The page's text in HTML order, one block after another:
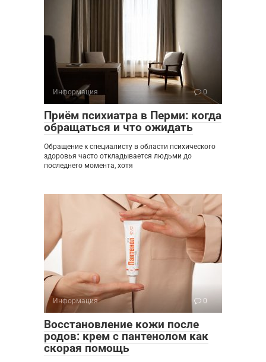
Информация 0
Приём психиатра в Перми: когда
обращаться и что ожидать
Обращение к специалисту в области психического
здоровья часто откладывается людьми до
последнего момента, хотя
Информация 0
Восстановление кожи после
родов: крем с пантенолом как
скорая помощь